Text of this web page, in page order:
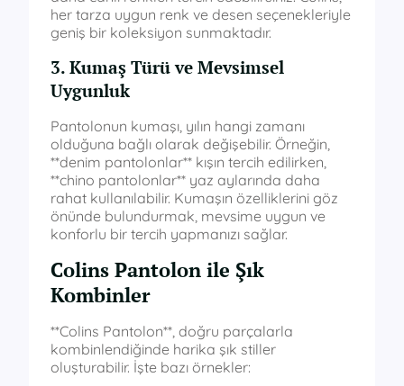
her tarza uygun renk ve desen seçenekleriyle
geniş bir koleksiyon sunmaktadır.
3. Kumaş Türü ve Mevsimsel
Uygunluk
Pantolonun kumaşı, yılın hangi zamanı
olduğuna bağlı olarak değişebilir. Örneğin,
**denim pantolonlar** kışın tercih edilirken,
**chino pantolonlar** yaz aylarında daha
rahat kullanılabilir. Kumaşın özelliklerini göz
önünde bulundurmak, mevsime uygun ve
konforlu bir tercih yapmanızı sağlar.
Colins Pantolon ile Şık
Kombinler
**Colins Pantolon**, doğru parçalarla
kombinlendiğinde harika şık stiller
oluşturabilir. İşte bazı örnekler: